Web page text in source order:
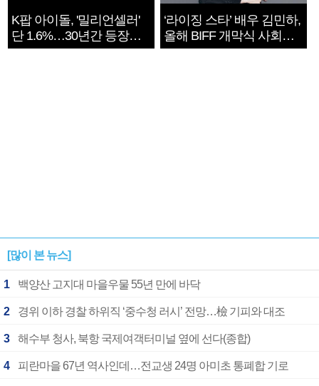
K팝 아이돌, '밀리언셀러'
단 1.6%…30년간 등장
1182개팀 전수조사
‘라이징 스타’ 배우 김민하,
올해 BIFF 개막식 사회자
확정
[많이 본 뉴스]
1 백양산 고지대 마을우물 55년 만에 바닥
2 경위 이하 경찰 하위직 ‘중수청 러시’ 전망…檢 기피와 대조
3 해수부 청사, 북항 국제여객터미널 옆에 선다(종합)
4 피란마을 67년 역사인데…전교생 24명 아미초 통폐합 기로